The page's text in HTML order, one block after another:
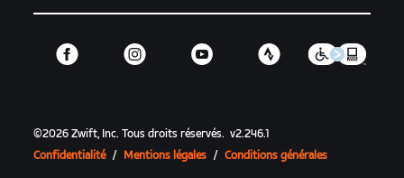
©2026 Zwift, Inc.Tous droits réservés. v2.246.1
Confidentialité / Mentions légales / Conditions générales